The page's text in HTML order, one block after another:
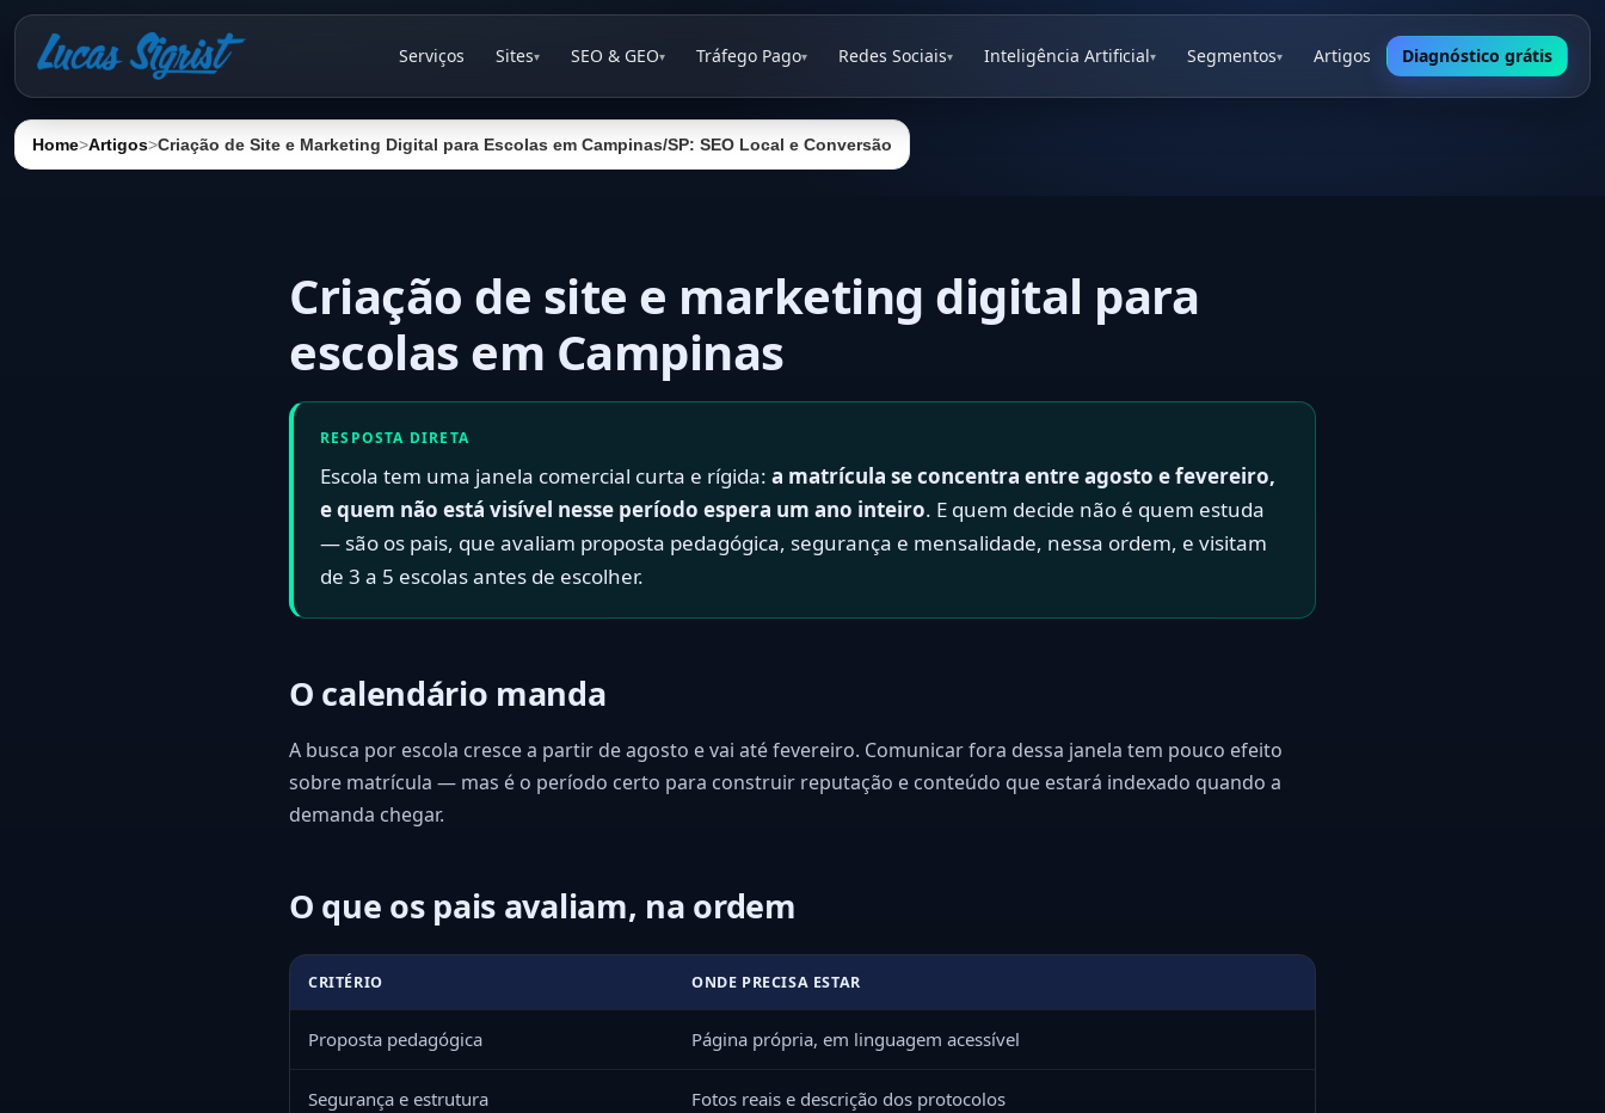
Serviços Sites▾ SEO & GEO▾ Tráfego Pago▾ Redes Sociais▾ Inteligência Artificial▾ Segmentos▾ Artigos Diagnóstico grátis
Home>Artigos>Criação de Site e Marketing Digital para Escolas em Campinas/SP: SEO Local e Conversão
Criação de site e marketing digital para
escolas em Campinas
RESPOSTA DIRETA
Escola tem uma janela comercial curta e rígida: a matrícula se concentra entre agosto e fevereiro,
e quem não está visível nesse período espera um ano inteiro. E quem decide não é quem estuda
— são os pais, que avaliam proposta pedagógica, segurança e mensalidade, nessa ordem, e visitam
de 3 a 5 escolas antes de escolher.
O calendário manda
A busca por escola cresce a partir de agosto e vai até fevereiro. Comunicar fora dessa janela tem pouco efeito
sobre matrícula — mas é o período certo para construir reputação e conteúdo que estará indexado quando a
demanda chegar.
O que os pais avaliam, na ordem
CRITÉRIO ONDE PRECISA ESTAR
Proposta pedagógica Página própria, em linguagem acessível
Segurança e estrutura Fotos reais e descrição dos protocolos